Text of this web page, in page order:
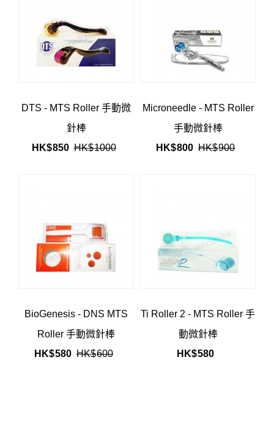
DTS - MTS Roller 手動微
針棒
HK$850 HK$1000
Microneedle - MTS Roller
手動微針棒
HK$800 HK$900
BioGenesis - DNS MTS
Roller 手動微針棒
HK$580 HK$600
Ti Roller 2 - MTS Roller 手
動微針棒
HK$580